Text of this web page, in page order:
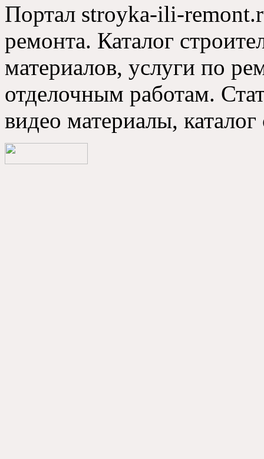
Портал stroyka-ili-
ремонта. Каталог
материалов, услуги по
отделочным работам.
видео материалы,